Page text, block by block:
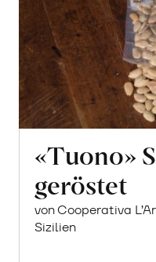
«Tuono»
geröstet
von Cooperativa
Sizilien